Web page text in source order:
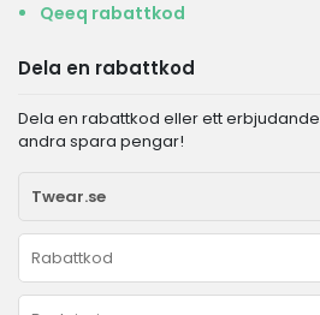
Qeeq rabattkod
Dela en rabattkod
Dela en rabattkod eller ett
andra spara pengar!